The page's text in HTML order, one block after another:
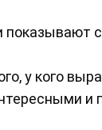
у кого
и